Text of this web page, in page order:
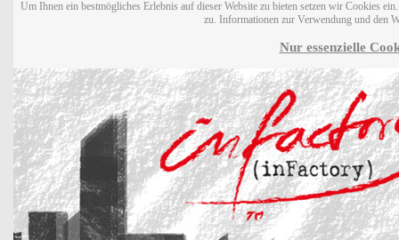
Um Ihnen ein bestmögliches Erlebnis auf dieser Website zu bieten setzen wir Cookies
zu. Informationen zur Verwendung und den
Nur essenzielle